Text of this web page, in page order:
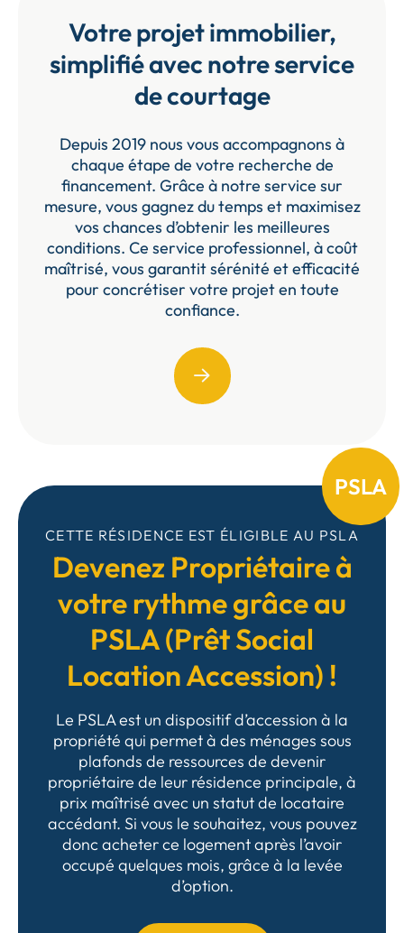
Votre projet immobilier,
simplifié avec notre service
de courtage
Depuis 2019 nous vous accompagnons à
chaque étape de votre recherche de
financement. Grâce à notre service sur
mesure, vous gagnez du temps et maximisez
vos chances d’obtenir les meilleures
conditions. Ce service professionnel, à coût
maîtrisé, vous garantit sérénité et efficacité
pour concrétiser votre projet en toute
confiance.
CETTE RÉSIDENCE EST ÉLIGIBLE AU PSLA
Devenez Propriétaire à
votre rythme grâce au
PSLA (Prêt Social
Location Accession) !
Le PSLA est un dispositif d’accession à la
propriété qui permet à des ménages sous
plafonds de ressources de devenir
propriétaire de leur résidence principale, à
prix maîtrisé avec un statut de locataire
accédant. Si vous le souhaitez, vous pouvez
donc acheter ce logement après l’avoir
occupé quelques mois, grâce à la levée
d’option.
PSLA